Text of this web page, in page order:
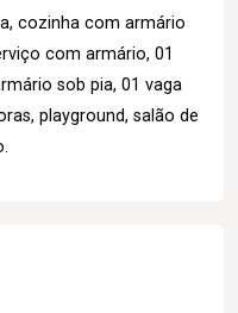
cozinha com armário
com armário, 01
sob pia, 01 vaga
playground, salão de